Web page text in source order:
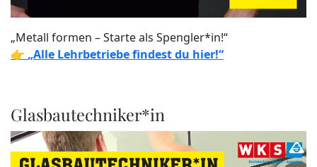
„Metall formen – Starte als Spengler*in!“
👉 „Alle Lehrbetriebe findest du hier!“
Glasbautechniker*in